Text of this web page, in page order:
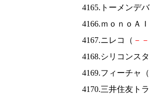
4165.トーメンデ
4166.ｍｏｎｏＡ
4167.ニレコ（ － －
4168.シリコンス
4169.フィーチャ（
4170.三井住友ト